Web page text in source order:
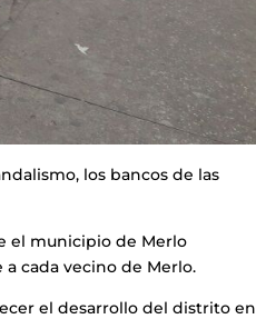
los bancos de las
el municipio de Merlo
cada vecino de Merlo.
el desarrollo del distrito en